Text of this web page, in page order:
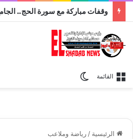
القائمة
الرئيسية / رياضة وملاعب